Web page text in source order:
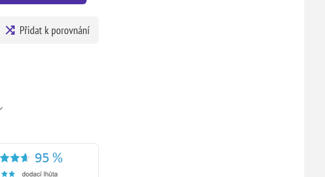
Přidat k porovnání